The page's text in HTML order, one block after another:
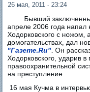
26 мая, 2011 - 23:24
Бывший
апреле 2006 года
Ходорковского с ножом,
домогательствах, дал
"Газете.Ru" . Он
Ходорковского, ударив
правоохранительной
на преступление.
16 мая Кучма в